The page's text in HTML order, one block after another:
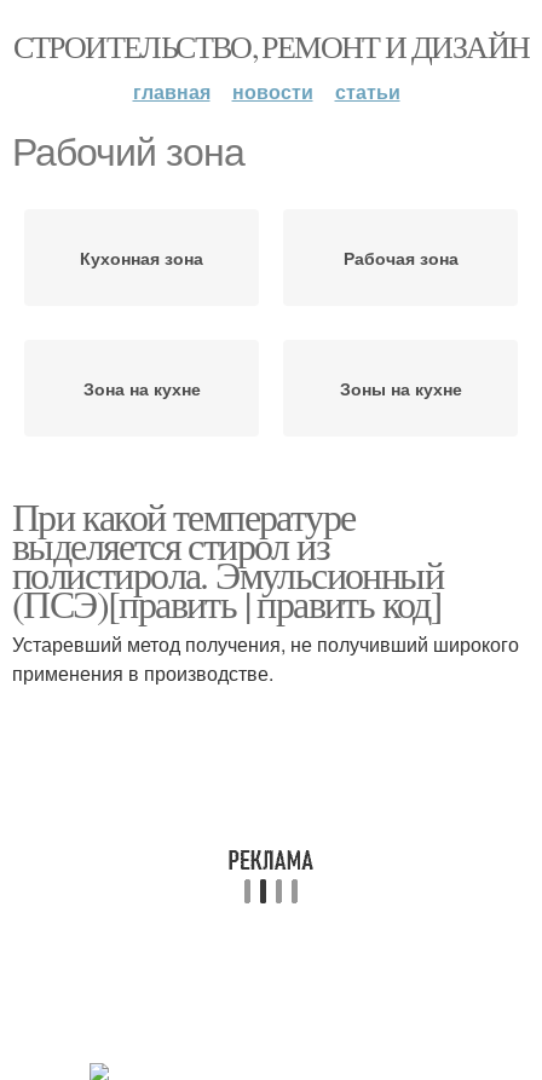
СТРОИТЕЛЬСТВО, РЕМОНТ И ДИЗАЙН
главная новости статьи
Рабочий зона
Кухонная зона Рабочая зона
Зона на кухне Зоны на кухне
При какой температуре
выделяется стирол из
полистирола. Эмульсионный
(ПСЭ)[править | править код]
Устаревший метод получения, не получивший широкого
применения в производстве.